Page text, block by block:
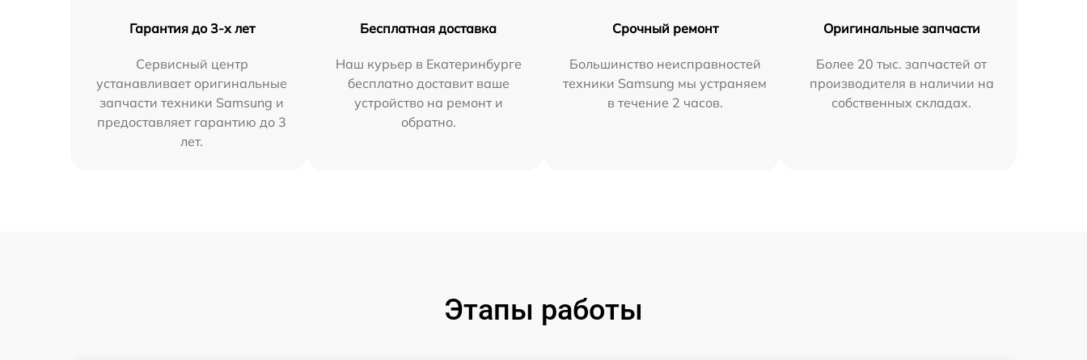
Гарантия до 3-х лет
Сервисный центр
устанавливает оригинальные
запчасти техники Samsung и
предоставляет гарантию до 3
лет.
Бесплатная доставка
Наш курьер в Екатеринбурге
бесплатно доставит ваше
устройство на ремонт и
обратно.
Срочный ремонт
Большинство неисправностей
техники Samsung мы устраняем
в течение 2 часов.
Оригинальные запчасти
Более 20 тыс. запчастей от
производителя в наличии на
собственных складах.
Этапы работы